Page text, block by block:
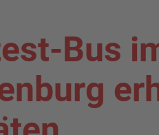
Bus